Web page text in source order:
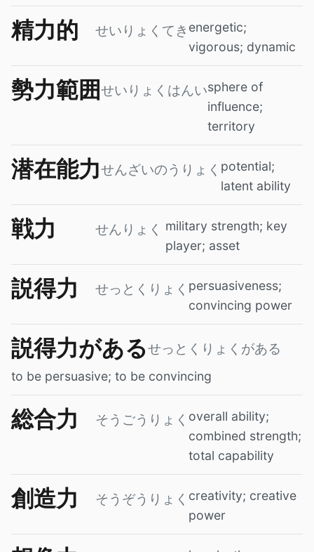
精力的 せいりょくてき energetic;
vigorous; dynamic
勢力範囲 せいりょくはんいsphere of
influence;
territory
潜在能力せんざいのうりょく potential;
latent ability
戦力 せんりょく
military strength; key
player; asset
説得力 せっとくりょく persuasiveness;
convincing power
説得力があるせっとくりょくがある
to be persuasive; to be convincing
総合力 そうごうりょく overall ability;
combined strength;
total capability
創造力 そうぞうりょく creativity; creative
power